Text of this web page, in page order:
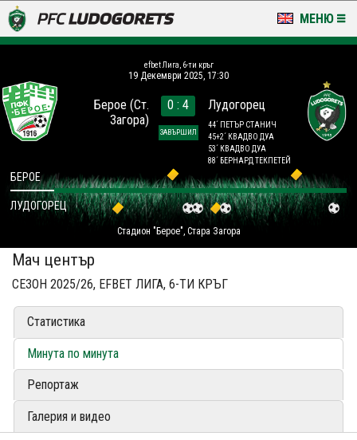
МЕНЮ
LUDOGORETS TV
НА ТЕРЕНА
КЛУБ
efbet Лига, 6-ти кръг
19 Декември 2025, 17:30
Берое (Ст.
Загора)
0 : 4
ЗАВЪРШИЛ
Лудогорец
44´ ПЕТЪР СТАНИЧ
45+2´ КВАДВО ДУА
53´ КВАДВО ДУА
88´ БЕРНАРД ТЕКПЕТЕЙ
Стадион "Берое", Стара Загора
БЕРОЕ
ЛУДОГОРЕЦ
Мач център
СЕЗОН 2025/26, EFBET ЛИГА, 6-ТИ КРЪГ
Статистика
Минута по минута
Репортаж
Галерия и видео